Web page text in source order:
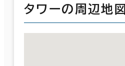
タワーの周辺地図